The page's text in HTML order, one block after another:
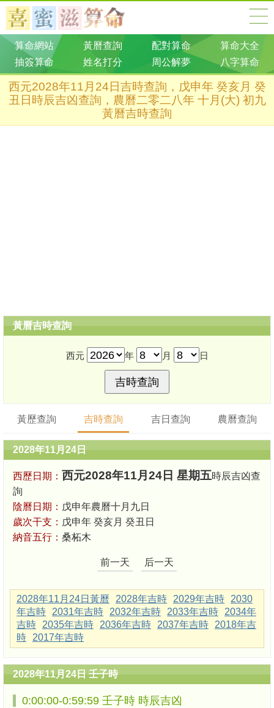
算命網站 黃曆查詢 配對算命
算命大全
抽簽算命
姓名打分 周公解夢 八字算命
西元2028年11月24日吉時查詢，戊申年 癸亥月 癸
丑日時辰吉凶查詢，農曆二零二八年 十月(大) 初九
黃曆吉時查詢
黃曆吉時查詢
西元 年 月 日
黃歷查詢 吉時查詢 吉日查詢 農曆查詢
2028年11月24日
西歷日期： 西元2028年11月24日 星期五時辰吉凶查
詢
陰曆日期： 戊申年農曆十月九日
歲次干支： 戊申年 癸亥月 癸丑日
納音五行： 桑柘木
前一天 后一天
2028年11月24日黃曆 2028年吉時 2029年吉時
2030
年吉時
2031年吉時 2032年吉時 2033年吉時
2034年
吉時
2035年吉時 2036年吉時 2037年吉時
2018年吉
時
2017年吉時
2028年11月24日 壬子時
0:00:00-0:59:59 壬子時 時辰吉凶